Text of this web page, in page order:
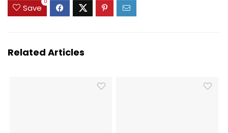
Save
0
Related Articles